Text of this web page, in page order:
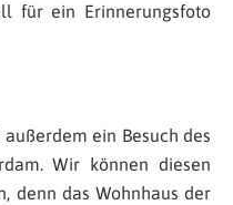
für ein Erinnerungsfoto
ein Besuch des
Wir können diesen
denn das Wohnhaus der